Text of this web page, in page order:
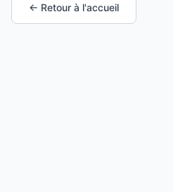
← Retour à l'accueil